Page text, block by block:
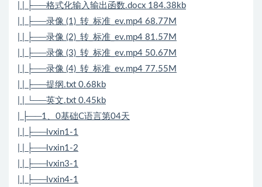
| | ├──格式化输入输出函数.docx 184.38kb
| | ├──录像 (1)_转_标准_ev.mp4 68.77M
| | ├──录像 (2)_转_标准_ev.mp4 81.57M
| | ├──录像 (3)_转_标准_ev.mp4 50.67M
| | ├──录像 (4)_转_标准_ev.mp4 77.55M
| | ├──提纲.txt 0.68kb
| | └──英文.txt 0.45kb
| ├──1、0基础C语言第04天
| | ├──lvxin1-1
| | ├──lvxin1-2
| | ├──lvxin3-1
| | ├──lvxin4-1